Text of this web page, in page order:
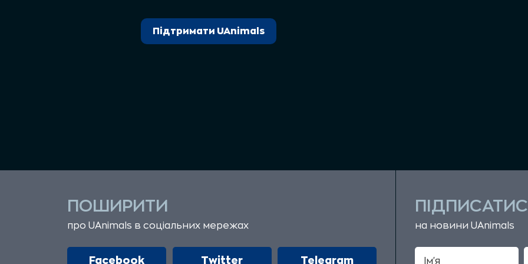
Підтримати UAnimals
ПОШИРИТИ
про UAnimals в соціальних мережах
Facebook Twitter Telegram
на новини UAnimals